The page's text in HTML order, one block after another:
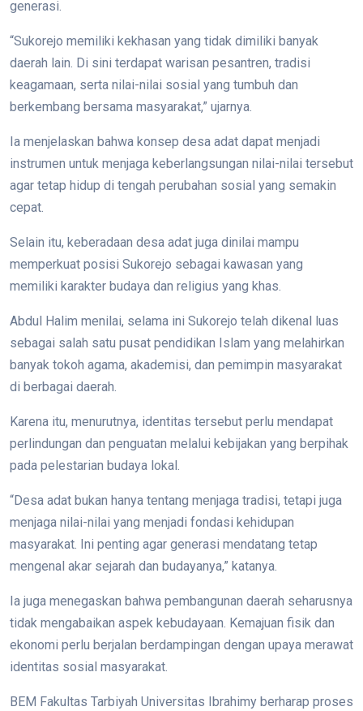
generasi.
“Sukorejo memiliki kekhasan yang tidak dimiliki banyak
daerah lain. Di sini terdapat warisan pesantren, tradisi
keagamaan, serta nilai-nilai sosial yang tumbuh dan
berkembang bersama masyarakat,” ujarnya.
Ia menjelaskan bahwa konsep desa adat dapat menjadi
instrumen untuk menjaga keberlangsungan nilai-nilai tersebut
agar tetap hidup di tengah perubahan sosial yang semakin
cepat.
Selain itu, keberadaan desa adat juga dinilai mampu
memperkuat posisi Sukorejo sebagai kawasan yang
memiliki karakter budaya dan religius yang khas.
Abdul Halim menilai, selama ini Sukorejo telah dikenal luas
sebagai salah satu pusat pendidikan Islam yang melahirkan
banyak tokoh agama, akademisi, dan pemimpin masyarakat
di berbagai daerah.
Karena itu, menurutnya, identitas tersebut perlu mendapat
perlindungan dan penguatan melalui kebijakan yang berpihak
pada pelestarian budaya lokal.
“Desa adat bukan hanya tentang menjaga tradisi, tetapi juga
menjaga nilai-nilai yang menjadi fondasi kehidupan
masyarakat. Ini penting agar generasi mendatang tetap
mengenal akar sejarah dan budayanya,” katanya.
Ia juga menegaskan bahwa pembangunan daerah seharusnya
tidak mengabaikan aspek kebudayaan. Kemajuan fisik dan
ekonomi perlu berjalan berdampingan dengan upaya merawat
identitas sosial masyarakat.
BEM Fakultas Tarbiyah Universitas Ibrahimy berharap proses